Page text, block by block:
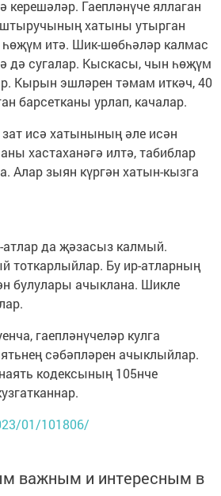
Гаепләнүче яллаган
хатыны утырган
һөҗүм итә. Шик-шөбһәләр калмас
дә сугалар. Кыскасы, чын һөҗүм
Кырын эшләрен тәмам иткәч, 40
барсетканы урлап, качалар.
исә хатынының әле исән
хастаханәгә илтә, табиблар
Алар зыян күргән хатын-кызга
атлар да җәзасыз калмый.
тоткарлыйлар. Бу ир-атларның
булулары ачыклана. Шикле
гаепләнүчеләр кулга
сәбәпләрен ачыклыйлар.
кодексының 105нче
01/101806/
важным и интересным в